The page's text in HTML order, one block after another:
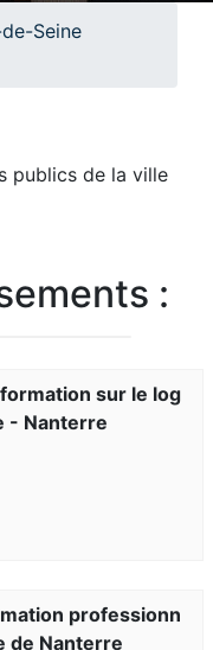
Seine
publics de la ville
:
sur le log
- Nanterre
professionn
de Nanterre